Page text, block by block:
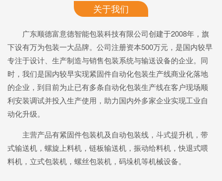
关于我们
广东顺德富意德智能包装科技有限公司创建于2008年，旗
下设有万为包装一大品牌。公司注册资本500万元，是国内较早
专注于设计、生产制造与销售包装系统与输送设备的企业。同
时，我们是国内较早实现紧固件自动化包装生产线商业化落地
的企业，到目前为止已有多条自动化包装生产线在客户现场顺
利安装调试并投入生产使用，助力国内外多家企业实现工业自
动化升级。
主营产品有紧固件包装机及自动包装线，斗式提升机，带
式输送机，螺旋上料机，链板输送机，振动给料机，快退式喂
料机，立式包装机，螺丝包装机，码垛机等机械设备。